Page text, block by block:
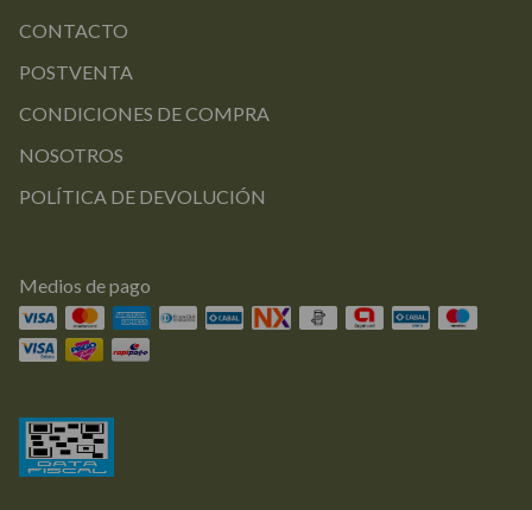
CONTACTO
POSTVENTA
CONDICIONES DE COMPRA
NOSOTROS
POLÍTICA DE DEVOLUCIÓN
Medios de pago